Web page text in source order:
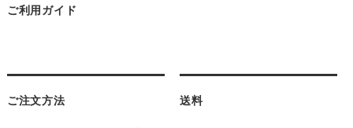
ご利用ガイド
ご注文方法 送料